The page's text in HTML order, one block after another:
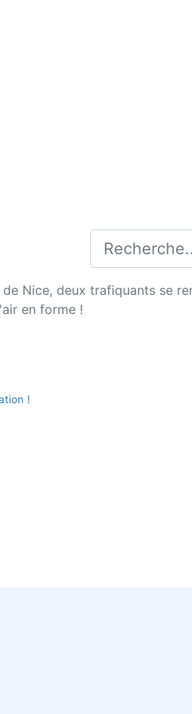
Nice, deux trafiquants se
en forme !
!